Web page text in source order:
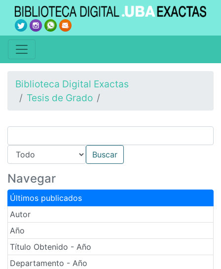
Biblioteca Digital Exactas
Tesis de Grado
Navegar
Últimos publicados
Autor
Año
Título Obtenido - Año
Departamento - Año